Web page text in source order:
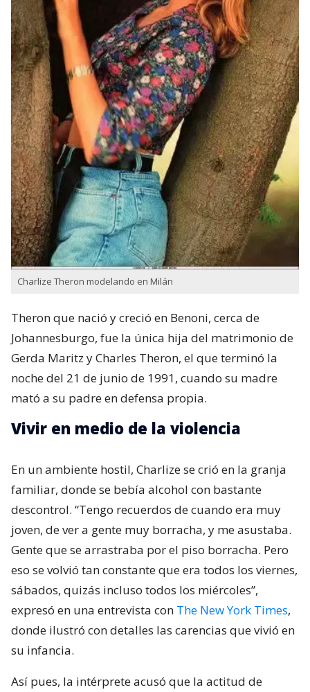
Charlize Theron modelando en Milán
Theron que nació y creció en Benoni,​ cerca de
Johannesburgo, fue la única hija del matrimonio de
Gerda Maritz​ y Charles Theron, el que terminó la
noche del 21 de junio de 1991, cuando su madre
mató a su padre en defensa propia.
Vivir en medio de la violencia
En un ambiente hostil, Charlize se crió en la granja
familiar, donde se bebía alcohol con bastante
descontrol. “Tengo recuerdos de cuando era muy
joven, de ver a gente muy borracha, y me asustaba.
Gente que se arrastraba por el piso borracha. Pero
eso se volvió tan constante que era todos los viernes,
sábados, quizás incluso todos los miércoles”,
expresó en una entrevista con The New York Times,
donde ilustró con detalles las carencias que vivió en
su infancia.
Así pues, la intérprete acusó que la actitud de